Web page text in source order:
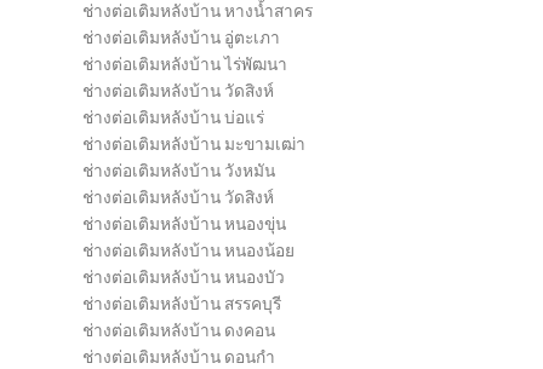
ช่างต่อเติมหลังบ้าน หางน้ำสาคร
ช่างต่อเติมหลังบ้าน อู่ตะเภา
ช่างต่อเติมหลังบ้าน ไร่พัฒนา
ช่างต่อเติมหลังบ้าน วัดสิงห์
ช่างต่อเติมหลังบ้าน บ่อแร่
ช่างต่อเติมหลังบ้าน มะขามเฒ่า
ช่างต่อเติมหลังบ้าน วังหมัน
ช่างต่อเติมหลังบ้าน วัดสิงห์
ช่างต่อเติมหลังบ้าน หนองขุ่น
ช่างต่อเติมหลังบ้าน หนองน้อย
ช่างต่อเติมหลังบ้าน หนองบัว
ช่างต่อเติมหลังบ้าน สรรคบุรี
ช่างต่อเติมหลังบ้าน ดงคอน
ช่างต่อเติมหลังบ้าน ดอนกำ